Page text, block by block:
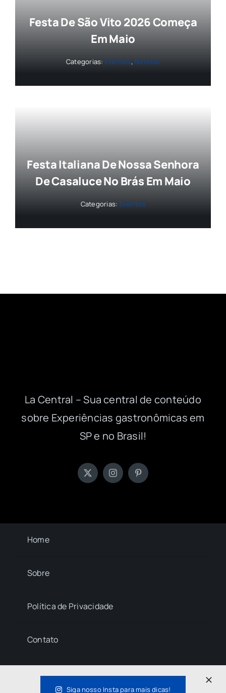
Festa De São Vito 2026 Começa
Em Maio
Categorias: Eventos, Notícias
Festa Italiana De Nossa Senhora
De Casaluce No Brás Em Maio
Categorias: Eventos
La Central – Sua central de conteúdo
sobre Experiências gastronômicas em
SP e no Brasil!
Home
Sobre
Política de Privacidade
Contato
Siga nosso Insta para mais dicas!